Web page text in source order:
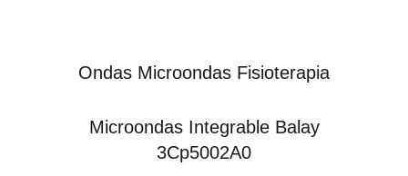
Ondas Microondas Fisioterapia
Microondas Integrable Balay
3Cp5002A0